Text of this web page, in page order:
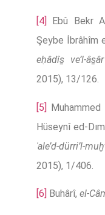
[4]
Ebû Bekr
Şeybe İbrâhîm
eḥâdîs̱ ve’l-âs̱âr
2015), 13/126.
[5]
Hüseynî ed-
ʿale’d-dürri’l-
2015), 1/406.
[6] Buhârî, el-